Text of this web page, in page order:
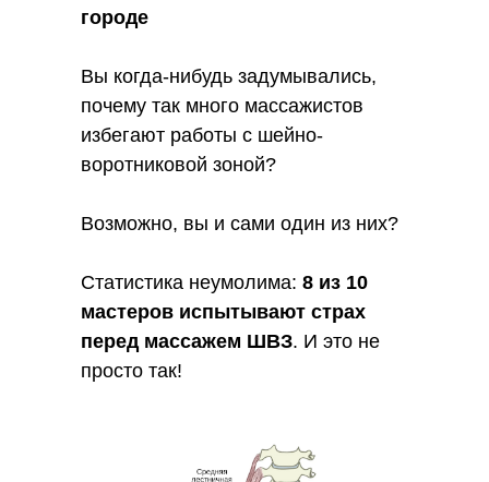
городе
Вы когда-нибудь задумывались,
почему так много массажистов
избегают работы с шейно-
воротниковой зоной?
Возможно, вы и сами один из них?
Статистика неумолима: 8 из 10
мастеров испытывают страх
перед массажем ШВЗ. И это не
просто так!